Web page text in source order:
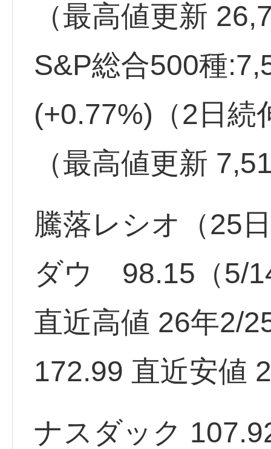
（最高値更新
S&P総合500種
(+0.77%)（2日続
（最高値更新
騰落レシオ（25
ダウ 98.15（
直近高値 26年2/
172.99 直近安値
ナスダック